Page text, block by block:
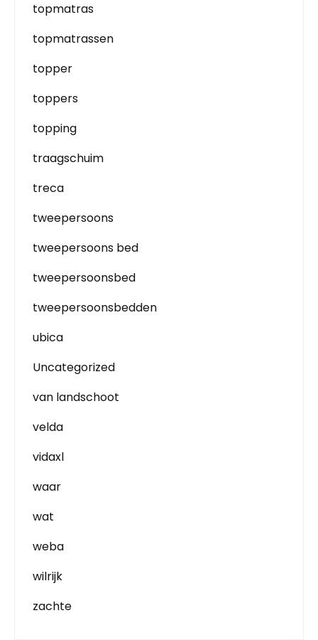
topmatras
topmatrassen
topper
toppers
topping
traagschuim
treca
tweepersoons
tweepersoons bed
tweepersoonsbed
tweepersoonsbedden
ubica
Uncategorized
van landschoot
velda
vidaxl
waar
wat
weba
wilrijk
zachte